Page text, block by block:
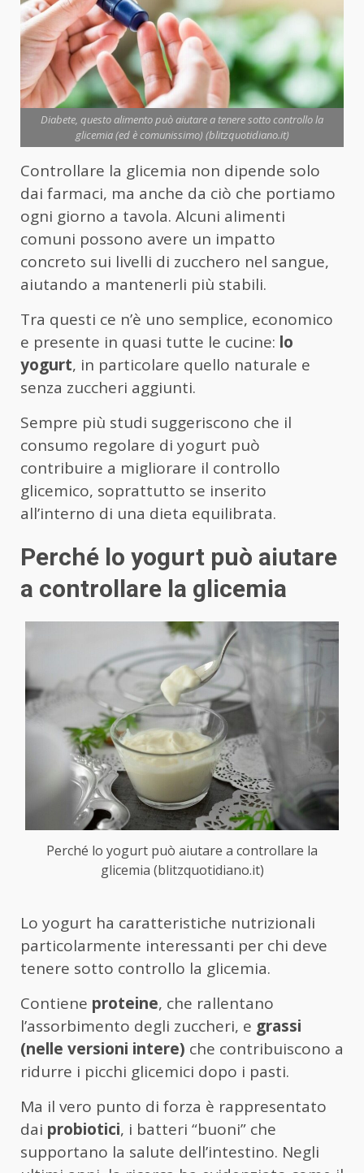
Diabete, questo alimento può aiutare a tenere sotto controllo la
glicemia (ed è comunissimo) (blitzquotidiano.it)
Controllare la glicemia non dipende solo
dai farmaci, ma anche da ciò che portiamo
ogni giorno a tavola. Alcuni alimenti
comuni possono avere un impatto
concreto sui livelli di zucchero nel sangue,
aiutando a mantenerli più stabili.
Tra questi ce n’è uno semplice, economico
e presente in quasi tutte le cucine: lo
yogurt, in particolare quello naturale e
senza zuccheri aggiunti.
Sempre più studi suggeriscono che il
consumo regolare di yogurt può
contribuire a migliorare il controllo
glicemico, soprattutto se inserito
all’interno di una dieta equilibrata.
Perché lo yogurt può aiutare
a controllare la glicemia
Perché lo yogurt può aiutare a controllare la
glicemia (blitzquotidiano.it)
Lo yogurt ha caratteristiche nutrizionali
particolarmente interessanti per chi deve
tenere sotto controllo la glicemia.
Contiene proteine, che rallentano
l’assorbimento degli zuccheri, e grassi
(nelle versioni intere) che contribuiscono a
ridurre i picchi glicemici dopo i pasti.
Ma il vero punto di forza è rappresentato
dai probiotici, i batteri “buoni” che
supportano la salute dell’intestino. Negli